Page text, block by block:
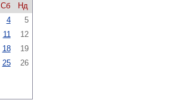
Сб
Нд
4
5
11
12
18
19
25
26